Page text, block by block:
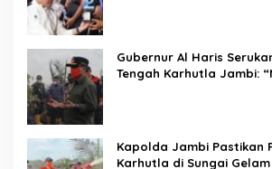
Gubernur Al Haris
Tengah Karhutla Jambi:
Kapolda Jambi Pastikan
Karhutla di Sungai Gelam